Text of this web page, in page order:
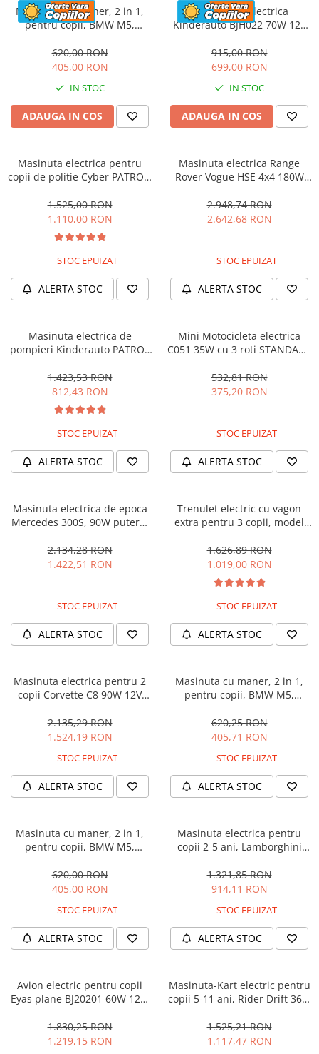
Masinuta cu maner, 2 in 1,
pentru copii, BMW M5,
620,00 RON
405,00 RON
IN STOC
ADAUGA IN COS
Motocicleta electrica
Kinderauto BJH022 70W 12V
culoare Rosie
915,00 RON
699,00 RON
IN STOC
ADAUGA IN COS
Masinuta electrica pentru
copii de politie Cyber PATROL,
90W, 12V, Black & White
1.525,00 RON
1.110,00 RON
STOC EPUIZAT
ALERTA STOC
Masinuta electrica Range
Rover Vogue HSE 4x4 180W
2.948,74 RON
2.642,68 RON
STOC EPUIZAT
ALERTA STOC
Masinuta electrica de
pompieri Kinderauto PATROL
1.423,53 RON
812,43 RON
STOC EPUIZAT
ALERTA STOC
Mini Motocicleta electrica
C051 35W cu 3 roti STANDARD
532,81 RON
375,20 RON
STOC EPUIZAT
ALERTA STOC
Masinuta electrica de epoca
Mercedes 300S, 90W putere,
2.134,28 RON
1.422,51 RON
STOC EPUIZAT
ALERTA STOC
Trenulet electric cu vagon
extra pentru 3 copii, model
music player, albastru
1.626,89 RON
1.019,00 RON
STOC EPUIZAT
ALERTA STOC
Masinuta electrica pentru 2
copii Corvette C8 90W 12V
2.135,29 RON
1.524,19 RON
STOC EPUIZAT
ALERTA STOC
Masinuta cu maner, 2 in 1,
pentru copii, BMW M5,
620,25 RON
405,71 RON
STOC EPUIZAT
ALERTA STOC
Masinuta cu maner, 2 in 1,
pentru copii, BMW M5,
620,00 RON
405,00 RON
STOC EPUIZAT
ALERTA STOC
Masinuta electrica pentru
copii 2-5 ani, Lamborghini
12V, galbena
1.321,85 RON
914,11 RON
STOC EPUIZAT
ALERTA STOC
Avion electric pentru copii
Eyas plane BJ20201 60W 12V,
1.830,25 RON
1.219,15 RON
Masinuta-Kart electric pentru
copii 5-11 ani, Rider Drift 360,
1.525,21 RON
1.117,47 RON